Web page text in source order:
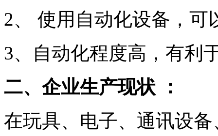
2、 使用自动化设备，
3、自动化程度高，有利
二、企业生产现状 ：
在玩具、电子、通讯设